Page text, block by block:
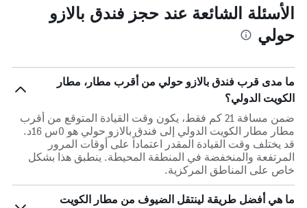
الأسئلة الشائعة عند حجز فندق بالازو
حولي
ما مدى قرب فندق بالازو حولي من أقرب مطار، مطار
الكويت الدولي؟
ضمن مسافة 21 كم فقط، يكون وقت القيادة المتوقع من أقرب
مطار مطار الكويت الدولي إلى فندق بالازو حولي هو 0س 16د.
قد يختلف وقت القيادة المقدر اعتماداً على أوقات المرور
المرتفعة والمنخفضة في المنطقة المحيطة. ينطبق هذا بشكل
خاص على المناطق المركزية.
ما هي أفضل طريقة لينتقل الضيوف من مطار الكويت